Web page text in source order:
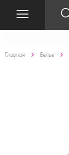
Главная Бельё